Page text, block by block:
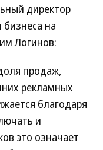
директор
на
Логинов:
продаж,
рекламных
благодаря
и
это означает